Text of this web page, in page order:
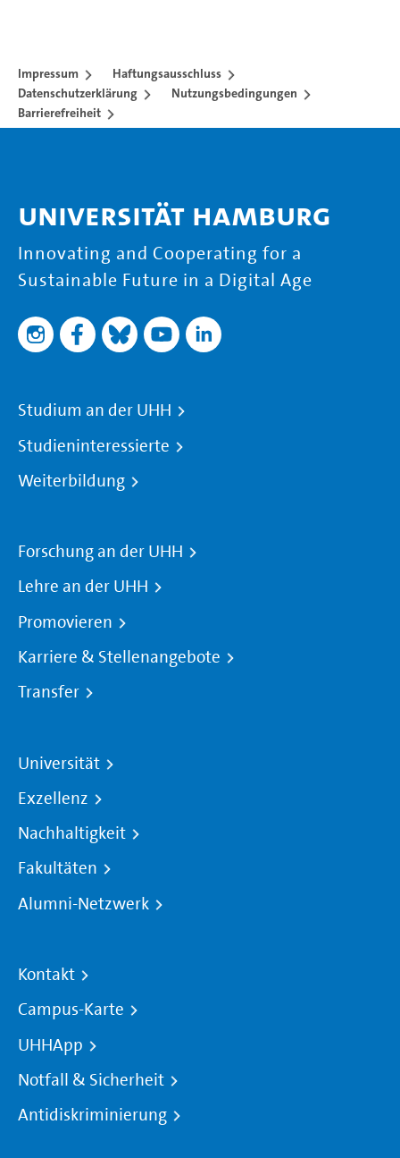
Impressum
Haftungsausschluss
Datenschutzerklärung
Nutzungsbedingungen
Barrierefreiheit
Universität Hamburg
Innovating and Cooperating for a
Sustainable Future in a Digital Age
Studium an der UHH
Studieninteressierte
Weiterbildung
Forschung an der UHH
Lehre an der UHH
Promovieren
Karriere & Stellenangebote
Transfer
Universität
Exzellenz
Nachhaltigkeit
Fakultäten
Alumni-Netzwerk
Kontakt
Campus-Karte
UHHApp
Notfall & Sicherheit
Antidiskriminierung